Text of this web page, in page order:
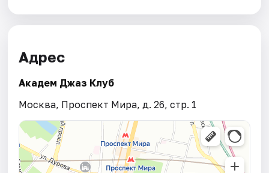
Адрес
Академ Джаз Клуб
Москва, Проспект Мира, д. 26, стр. 1